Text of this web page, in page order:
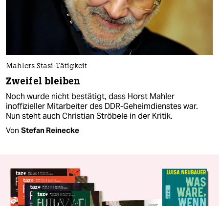
Mahlers Stasi-Tätigkeit
Zweifel bleiben
Noch wurde nicht bestätigt, dass Horst Mahler
inoffizieller Mitarbeiter des DDR-Geheimdienstes war.
Nun steht auch Christian Ströbele in der Kritik.
Von Stefan Reinecke